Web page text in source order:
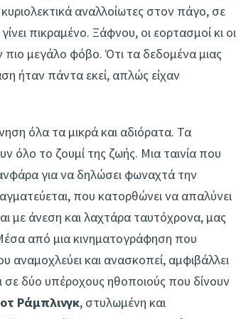
αναλλοίωτες στον πάγο, σε
πικραμένο. Ξάφνου, οι εορτασμοί κι οι
πιο μεγάλο φόβο. Ότι τα δεδομένα μιας
ήταν πάντα εκεί, απλώς είχαν
όλα τα μικρά και αδιόρατα. Τα
όλο το ζουμί της ζωής. Μια ταινία που
για να δηλώσει φωναχτά την
που κατορθώνει να απαλύνει
με άνεση και λαχτάρα ταυτόχρονα, μας
από μια κινηματογράφηση που
αναμοχλεύει και ανασκοπεί, αμφιβάλλει
δύο υπέροχους ηθοποιούς που δίνουν
Ράμπλινγκ, στυλωμένη και